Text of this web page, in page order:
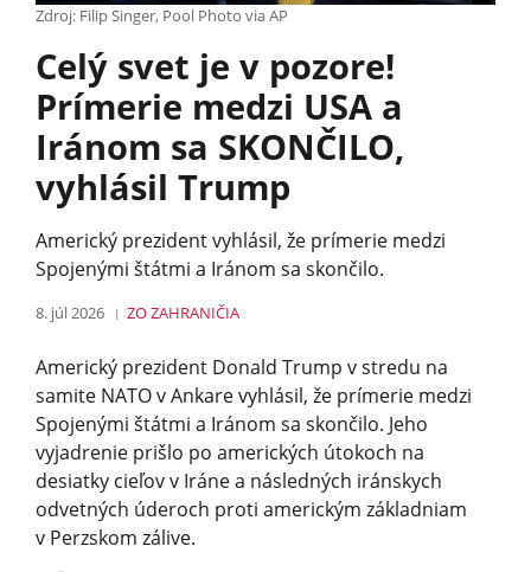
Zdroj: Filip Singer, Pool Photo via AP
Celý svet je v pozore!
Prímerie medzi USA a
Iránom sa SKONČILO,
vyhlásil Trump
Americký prezident vyhlásil, že prímerie medzi
Spojenými štátmi a Iránom sa skončilo.
8. júl 2026 ZO ZAHRANIČIA
Americký prezident Donald Trump v stredu na
samite NATO v Ankare vyhlásil, že prímerie medzi
Spojenými štátmi a Iránom sa skončilo. Jeho
vyjadrenie prišlo po amerických útokoch na
desiatky cieľov v Iráne a následných iránskych
odvetných úderoch proti americkým základniam
v Perzskom zálive.